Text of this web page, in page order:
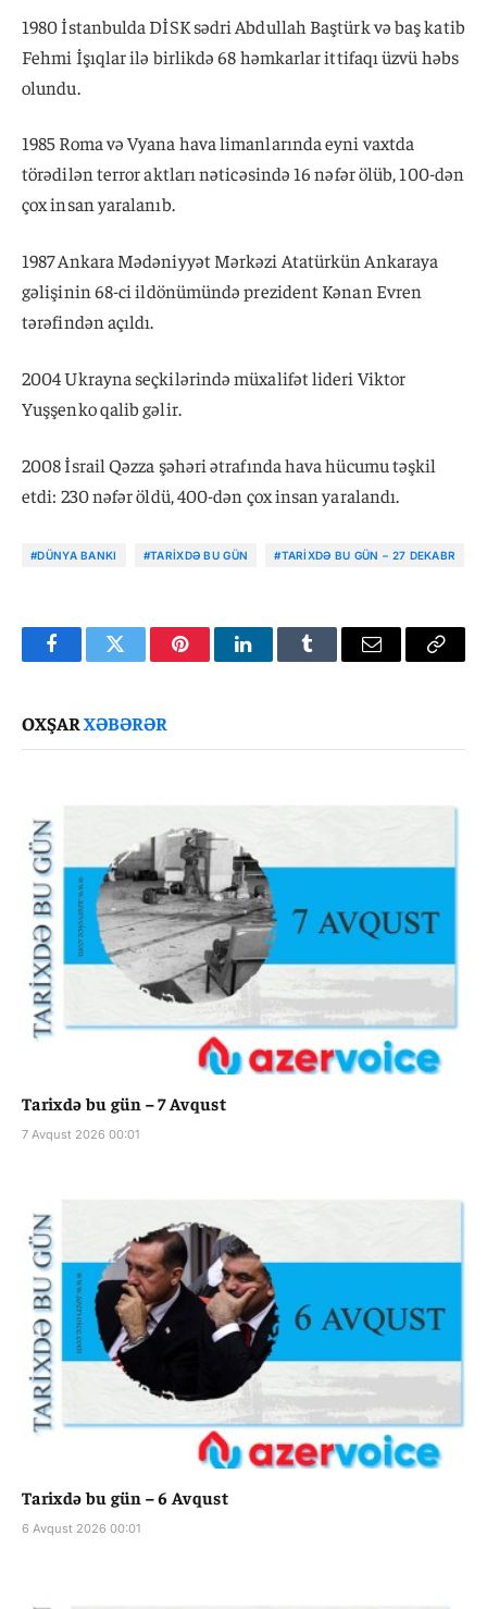
1980 İstanbulda DİSK sədri Abdullah Baştürk və baş katib
Fehmi İşıqlar ilə birlikdə 68 həmkarlar ittifaqı üzvü həbs
olundu.
1985 Roma və Vyana hava limanlarında eyni vaxtda
törədilən terror aktları nəticəsində 16 nəfər ölüb, 100-dən
çox insan yaralanıb.
1987 Ankara Mədəniyyət Mərkəzi Atatürkün Ankaraya
gəlişinin 68-ci ildönümündə prezident Kənan Evren
tərəfindən açıldı.
2004 Ukrayna seçkilərində müxalifət lideri Viktor
Yuşşenko qalib gəlir.
2008 İsrail Qəzza şəhəri ətrafında hava hücumu təşkil
etdi: 230 nəfər öldü, 400-dən çox insan yaralandı.
#DÜNYA BANKI #TARIXDƏ BU GÜN #TARIXDƏ BU GÜN – 27 DEKABR
FacebookTwitter PinterestLinkedInTumblr Email
Copy
OXŞARXƏBƏRƏR
Tarixdə bu gün – 7 Avqust
7 Avqust 2026 00:01
Tarixdə bu gün – 6 Avqust
6 Avqust 2026 00:01